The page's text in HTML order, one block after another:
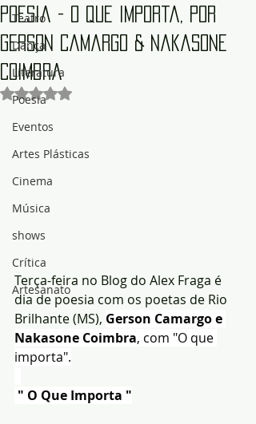
Teatro
Dança
Literatura
Poesia
Eventos
Artes Plásticas
Cinema
Música
shows
Crítica
Artesanato
Poesia - O que importa, por
Gerson Camargo & Nakasone
Coimbra
Avaliado com NaN de 5 estrelas.
Terça-feira no Blog do Alex Fraga é
dia de poesia com os poetas de Rio
Brilhante (MS), Gerson Camargo e
Nakasone Coimbra, com "O que
importa".
" O Que Importa "